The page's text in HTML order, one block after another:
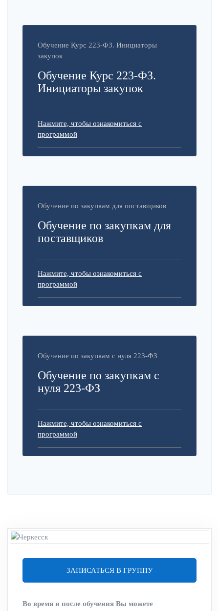
Обучение Курс 223-ФЗ. Инициаторы
закупок
Обучение Курс 223-ФЗ.
Инициаторы закупок
Нажмите, чтобы ознакомиться с
программой
Обучение по закупкам для поставщиков
Обучение по закупкам для
поставщиков
Нажмите, чтобы ознакомиться с
программой
Обучение по закупкам с нуля 223-ФЗ
Обучение по закупкам с
нуля 223-ФЗ
Нажмите, чтобы ознакомиться с
программой
ЗАПИСАТЬСЯ В ГРУППУ
Во время и после обучения Вы можете